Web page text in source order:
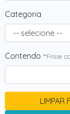
Categoria
Contendo **Frase
LIMPAR